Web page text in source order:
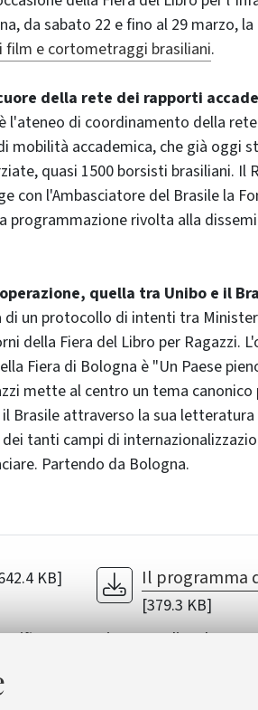
da sabato 22 e fino al 29 marzo, la
film e cortometraggi brasiliani.
della rete dei rapporti
l'ateneo di coordinamento della
mobilità accademica, che già oggi
quasi 1500 borsisti brasiliani. Il
con l'Ambasciatore del Brasile la
programmazione rivolta alla
quella tra Unibo e il
di un protocollo di intenti tra
della Fiera del Libro per Ragazzi.
Fiera di Bologna è "Un Paese
mette al centro un tema canonico
Brasile attraverso la sua
tanti campi di
Partendo da Bologna.
KB] Il programma
[379.3 KB]
Cineteca di Bologna